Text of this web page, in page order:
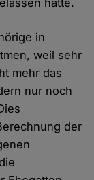
hatte.
in
weil sehr
mehr das
nur noch
der